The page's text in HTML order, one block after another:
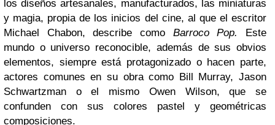
los diseños artesanales, manufacturados, las miniaturas
y magia, propia de los inicios del cine, al que el escritor
Michael Chabon, describe como Barroco Pop.
Este
mundo o universo reconocible, además de sus obvios
elementos, siempre está protagonizado o hacen parte,
actores comunes en su obra como Bill Murray, Jason
Schwartzman o el mismo Owen Wilson, que se
confunden con sus colores pastel y geométricas
composiciones.